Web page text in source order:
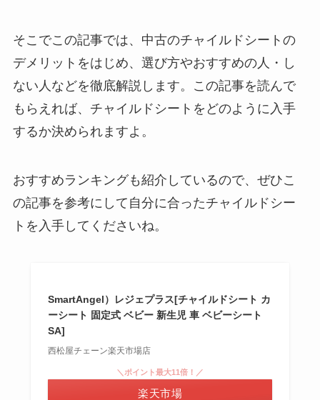
そこでこの記事では、中古のチャイルドシートの
デメリットをはじめ、選び方やおすすめの人・し
ない人などを徹底解説します。この記事を読んで
もらえれば、チャイルドシートをどのように入手
するか決められますよ。
おすすめランキングも紹介しているので、ぜひこ
の記事を参考にして自分に合ったチャイルドシー
トを入手してくださいね。
SmartAngel）レジェプラス[チャイルドシート カ
ーシート 固定式 ベビー 新生児 車 ベビーシート
SA]
西松屋チェーン楽天市場店
＼ポイント最大11倍！／
楽天市場